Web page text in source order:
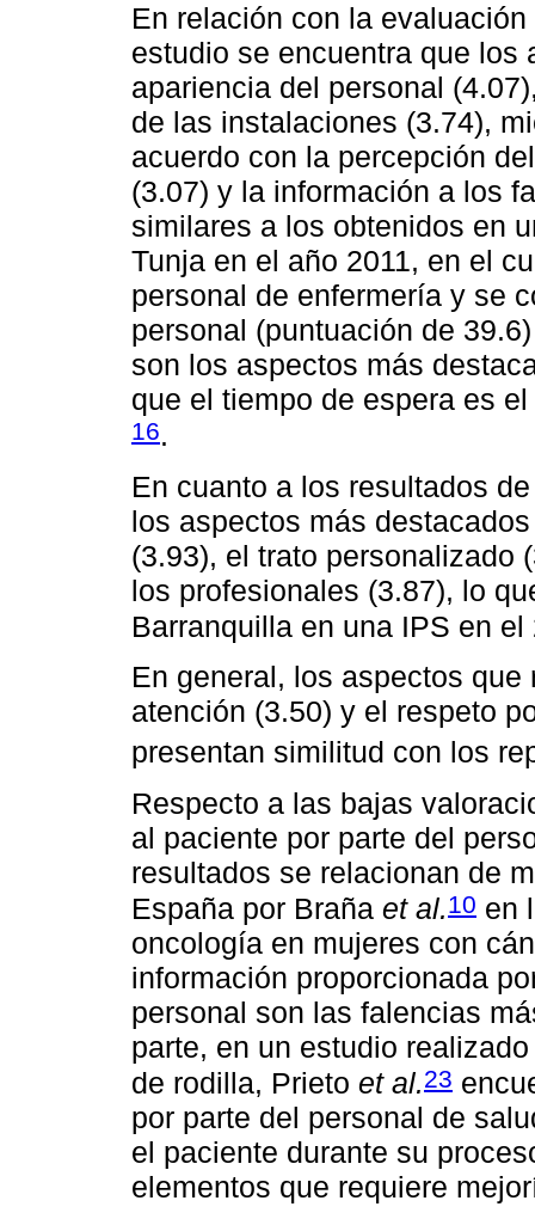
En relación con la
estudio se encuentra que los
apariencia del personal
de las instalaciones (3.74),
acuerdo con la percepción
(3.07) y la información a los
similares a los obtenidos en
Tunja en el año 2011, en el
personal de enfermería y se
personal (puntuación de
son los aspectos más
que el tiempo de espera es
16.
En cuanto a los resultados
los aspectos más
(3.93), el trato personalizado
los profesionales (3.87), lo
Barranquilla en una IPS en
En general, los aspectos
atención (3.50) y el respeto
presentan similitud con los
Respecto a las bajas
al paciente por parte del
resultados se relacionan de
España por Braña et al.10 en
oncología en mujeres con
información proporcionada
personal son las falencias
parte, en un estudio
de rodilla, Prieto et al.23
por parte del personal de
el paciente durante su
elementos que requiere